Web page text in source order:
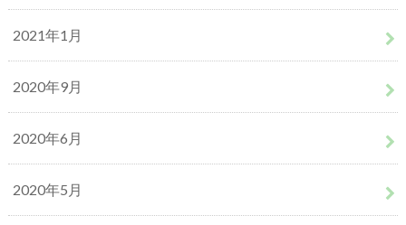
2021年1月
2020年9月
2020年6月
2020年5月